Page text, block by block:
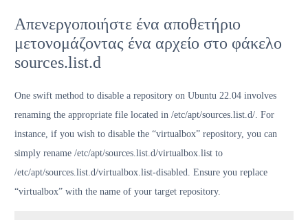
Απενεργοποιήστε ένα αποθετήριο
μετονομάζοντας ένα αρχείο στο φάκελο
sources.list.d
One swift method to disable a repository on Ubuntu 22.04 involves
renaming the appropriate file located in /etc/apt/sources.list.d/. For
instance, if you wish to disable the “virtualbox” repository, you can
simply rename /etc/apt/sources.list.d/virtualbox.list to
/etc/apt/sources.list.d/virtualbox.list-disabled. Ensure you replace
“virtualbox” with the name of your target repository.